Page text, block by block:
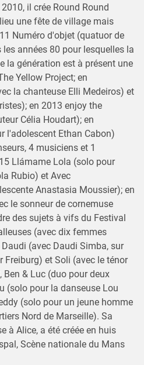
il crée Round Round
une fête de village mais
Numéro d'objet (quatuor de
années 80 pour lesquelles la
la génération est à présent une
Yellow Project; en
la chanteuse Elli Medeiros) et
en 2013 enjoy the
Célia Houdart); en
l'adolescent Ethan Cabon)
4 musiciens et 1
Llámame Lola (solo pour
Rubio) et Avec
Anastasia Moussier); en
le sonneur de cornemuse
des sujets à vifs du Festival
(avec dix femmes
(avec Daudi Simba, sur
Freiburg) et Soli (avec le ténor
Ben & Luc (duo pour deux
(solo pour la danseuse Lou
(solo pour un jeune homme
Nord de Marseille). Sa
à Alice, a été créée en huis
Scène nationale du Mans